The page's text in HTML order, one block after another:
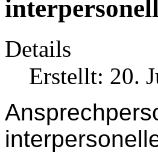
Details
Erstellt: 20.